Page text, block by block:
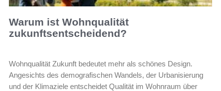
Warum ist Wohnqualität
zukunftsentscheidend?
Wohnqualität Zukunft bedeutet mehr als schönes Design.
Angesichts des demografischen Wandels, der Urbanisierung
und der Klimaziele entscheidet Qualität im Wohnraum über